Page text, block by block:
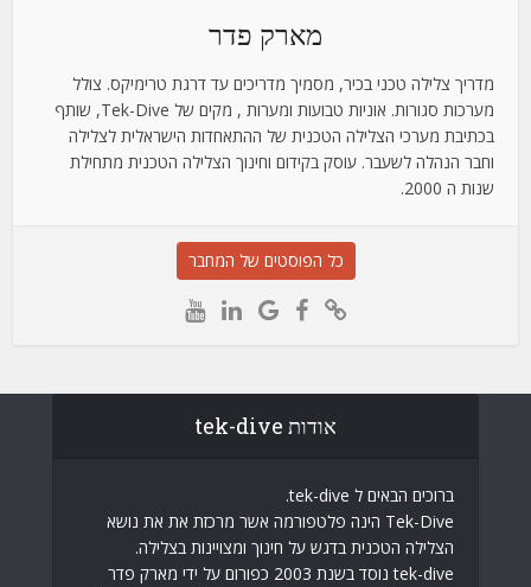
מארק פדר
מדריך צלילה טכני בכיר, מסמיך מדריכים עד דרגת טרימיקס. צולל
מערכות סגורות. אוניות טבועות ומערות , מקים של Tek-Dive, שותף
בכתיבת מערכי הצלילה הטכנית של ההתאחדות הישראלית לצלילה
וחבר הנהלה לשעבר. עוסק בקידום וחינוך הצלילה הטכנית מתחילת
שנות ה 2000.
כל הפוסטים של המחבר
אודות tek-dive
ברוכים הבאים ל tek-dive.
Tek-Dive הינה פלטפורמה אשר מרכזת את את נושא
הצלילה הטכנית בדגש על חינוך ומצויינות בצלילה.
tek-dive נוסד בשנת 2003 כפורום על ידי מארק פדר